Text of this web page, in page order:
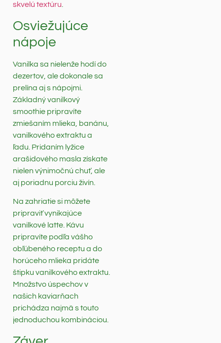
skvelú textúru.
Osviežujúce
nápoje
Vanilka sa nielenže hodí do
dezertov, ale dokonale sa
prelína aj s nápojmi.
Základný vanilkový
smoothie pripravíte
zmiešaním mlieka, banánu,
vanilkového extraktu a
ľadu. Pridaním lyžice
arašidového masla získate
nielen výnimočnú chuť, ale
aj poriadnu porciu živín.
Na zahriatie si môžete
pripraviť vynikajúce
vanilkové latte. Kávu
pripravíte podľa vášho
obľúbeného receptu a do
horúceho mlieka pridáte
štipku vanilkového extraktu.
Množstvo úspechov v
našich kaviarňach
prichádza najmä s touto
jednoduchou kombináciou.